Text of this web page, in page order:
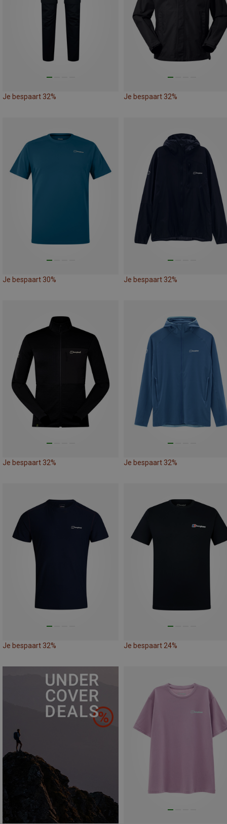
Je bespaart 32% Je bespaart 32%
Je bespaart 30% Je bespaart 32%
Je bespaart 32% Je bespaart 32%
Je bespaart 32% Je bespaart 24%